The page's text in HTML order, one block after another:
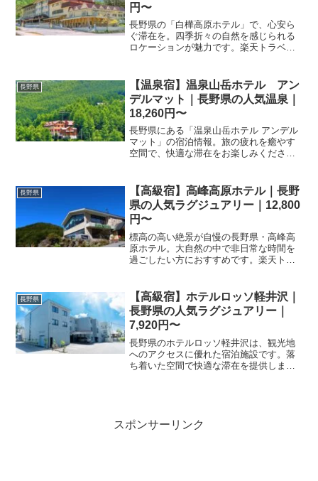
円〜
長野県の「白樺高原ホテル」で、心安ら
ぐ滞在を。四季折々の自然を感じられる
ロケーションが魅力です。楽天トラベル
ご確認ください。
長野県
【温泉宿】温泉山岳ホテル アン
デルマット｜長野県の人気温泉｜
18,260円〜
長野県にある「温泉山岳ホテル アンデル
マット」の宿泊情報。旅の疲れを癒やす
空間で、快適な滞在をお楽しみくださ
旅を計画しましょう。
長野県
【高級宿】高峰高原ホテル｜長野
県の人気ラグジュアリー｜12,800
円〜
標高の高い絶景が自慢の長野県・高峰高
原ホテル。大自然の中で非日常な時間を
過ごしたい方におすすめです。楽天トラ
ラン詳細は予約ページにてご確認いただ
けます。
長野県
【高級宿】ホテルロッソ軽井沢｜
長野県の人気ラグジュアリー｜
7,920円〜
長野県のホテルロッソ軽井沢は、観光地
へのアクセスに優れた宿泊施設です。落
ち着いた空間で快適な滞在を提供しま
スポンサーリンク